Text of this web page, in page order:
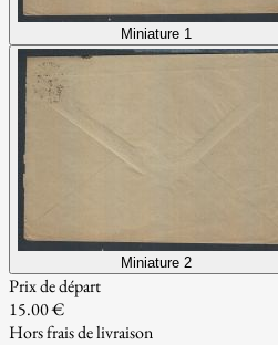
Miniature 1
Miniature 2
Prix de départ
15.00 €
Hors frais de livraison